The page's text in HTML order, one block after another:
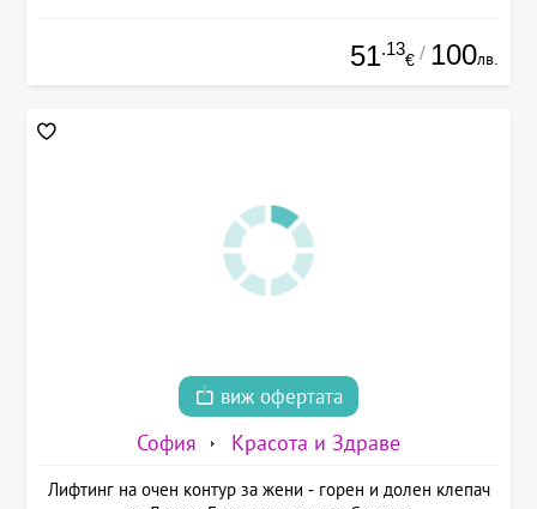
51.13
€ / 100лв.
виж офертата
София Красота и Здраве
Лифтинг на очен контур за жени - горен и долен клепач